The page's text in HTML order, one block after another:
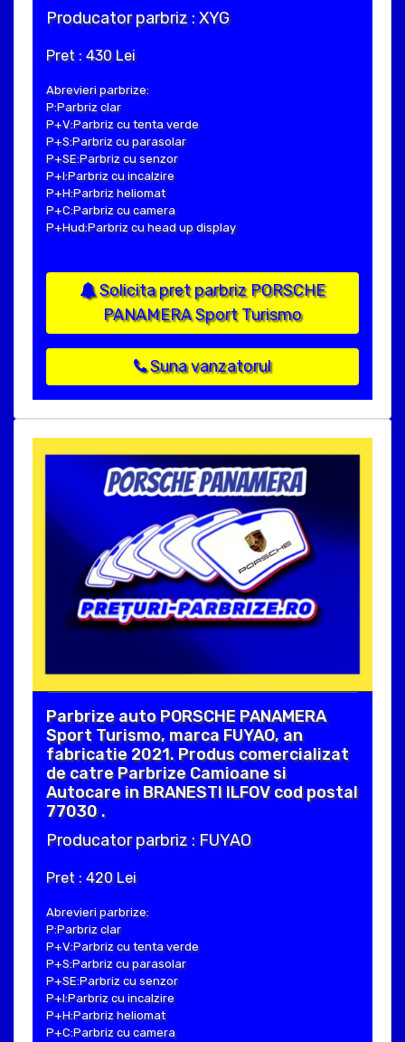
Producator parbriz : XYG
Pret : 430 Lei
Abrevieri parbrize:
P:Parbriz clar
P+V:Parbriz cu tenta verde
P+S:Parbriz cu parasolar
P+SE:Parbriz cu senzor
P+I:Parbriz cu incalzire
P+H:Parbriz heliomat
P+C:Parbriz cu camera
P+Hud:Parbriz cu head up display
Solicita pret parbriz PORSCHE
PANAMERA Sport Turismo
Suna vanzatorul
Parbrize auto PORSCHE PANAMERA
Sport Turismo, marca FUYAO, an
fabricatie 2021. Produs comercializat
de catre Parbrize Camioane si
Autocare in BRANESTI ILFOV cod postal
77030 .
Producator parbriz : FUYAO
Pret : 420 Lei
Abrevieri parbrize:
P:Parbriz clar
P+V:Parbriz cu tenta verde
P+S:Parbriz cu parasolar
P+SE:Parbriz cu senzor
P+I:Parbriz cu incalzire
P+H:Parbriz heliomat
P+C:Parbriz cu camera